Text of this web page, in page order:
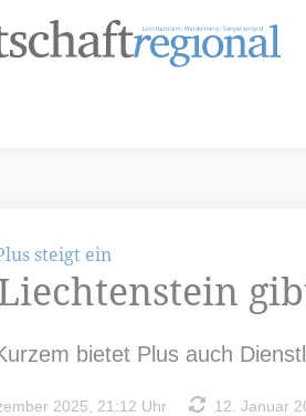
steigt ein
bietet Plus auch
2025, 21:12 Uhr 12. Januar